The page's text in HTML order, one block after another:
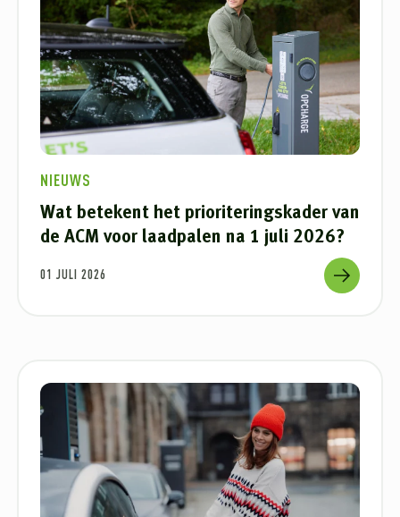
NIEUWS
Wat betekent het prioriteringskader van
de ACM voor laadpalen na 1 juli 2026?
01 JULI 2026